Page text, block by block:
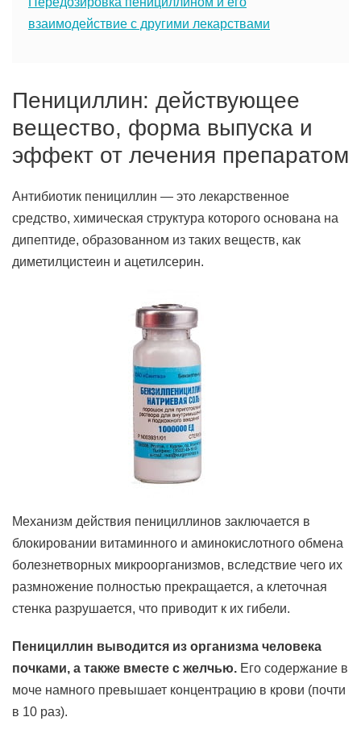
взаимодействие с другими лекарствами
Пенициллин: действующее
вещество, форма выпуска и
эффект от лечения препаратом
Антибиотик пенициллин — это лекарственное
средство, химическая структура которого основана на
дипептиде, образованном из таких веществ, как
диметилцистеин и ацетилсерин.
Механизм действия пенициллинов заключается в
блокировании витаминного и аминокислотного обмена
болезнетворных микроорганизмов, вследствие чего их
размножение полностью прекращается, а клеточная
стенка разрушается, что приводит к их гибели.
Пенициллин выводится из организма человека
почками, а также вместе с желчью. Его содержание в
моче намного превышает концентрацию в крови (почти
в 10 раз).